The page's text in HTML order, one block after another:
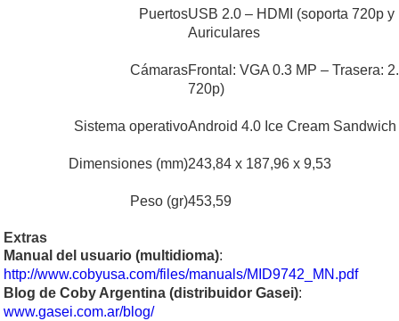
PuertosUSB 2.0 – HDMI (soporta 720p y
Auriculares
CámarasFrontal: VGA 0.3 MP – Trasera:
720p)
Sistema operativoAndroid 4.0 Ice Cream Sandwich
Dimensiones (mm)243,84 x 187,96 x 9,53
Peso (gr)453,59
Extras
Manual del usuario (multidioma):
http://www.cobyusa.com/files/manuals/MID9742_MN.pdf
Blog de Coby Argentina (distribuidor Gasei):
www.gasei.com.ar/blog/